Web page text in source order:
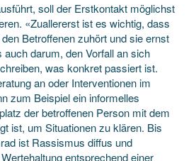
soll der Erstkontakt möglichst
«Zuallererst ist es wichtig, dass
Betroffenen zuhört und sie ernst
darum, den Vorfall an sich
was konkret passiert ist.
an oder Interventionen im
zum Beispiel ein informelles
der betroffenen Person mit dem
ist, um Situationen zu klären. Bis
ist Rassismus diffus und
entsprechend einer